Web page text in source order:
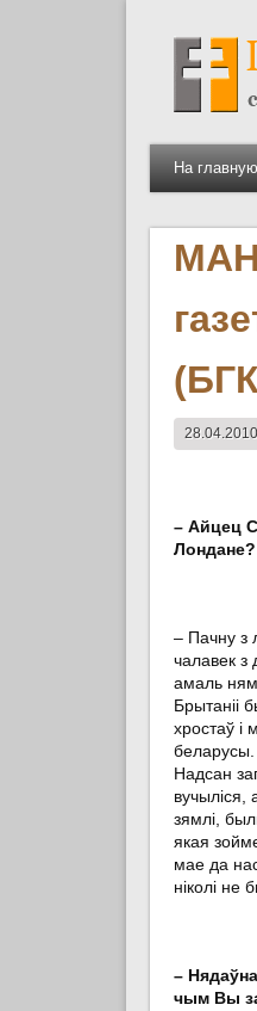
На главную
28.04.2010
– Айцец
– Пачну з
чалавек з
амаль
Брытаніі
хростаў і
беларусы.
Надсан
вучыліся,
зямлі,
якая
мае да
ніколі не
–
чым Вы